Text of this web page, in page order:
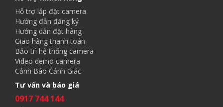
Hỗ trợ lắp đặt camera
Hướng đẫn đăng ký
Hướng dẫn đặt hàng
Giao hàng thanh toán
Bảo trì hệ thống camera
Video demo camera
Cảnh Báo Cảnh Giác
Tư vấn và báo giá
0917 744 144